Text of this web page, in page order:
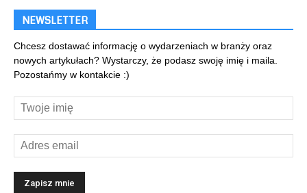
NEWSLETTER
Chcesz dostawać informację o wydarzeniach w branży oraz
nowych artykułach? Wystarczy, że podasz swoję imię i maila.
Pozostańmy w kontakcie :)